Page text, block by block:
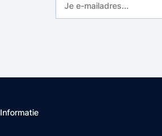
Informatie